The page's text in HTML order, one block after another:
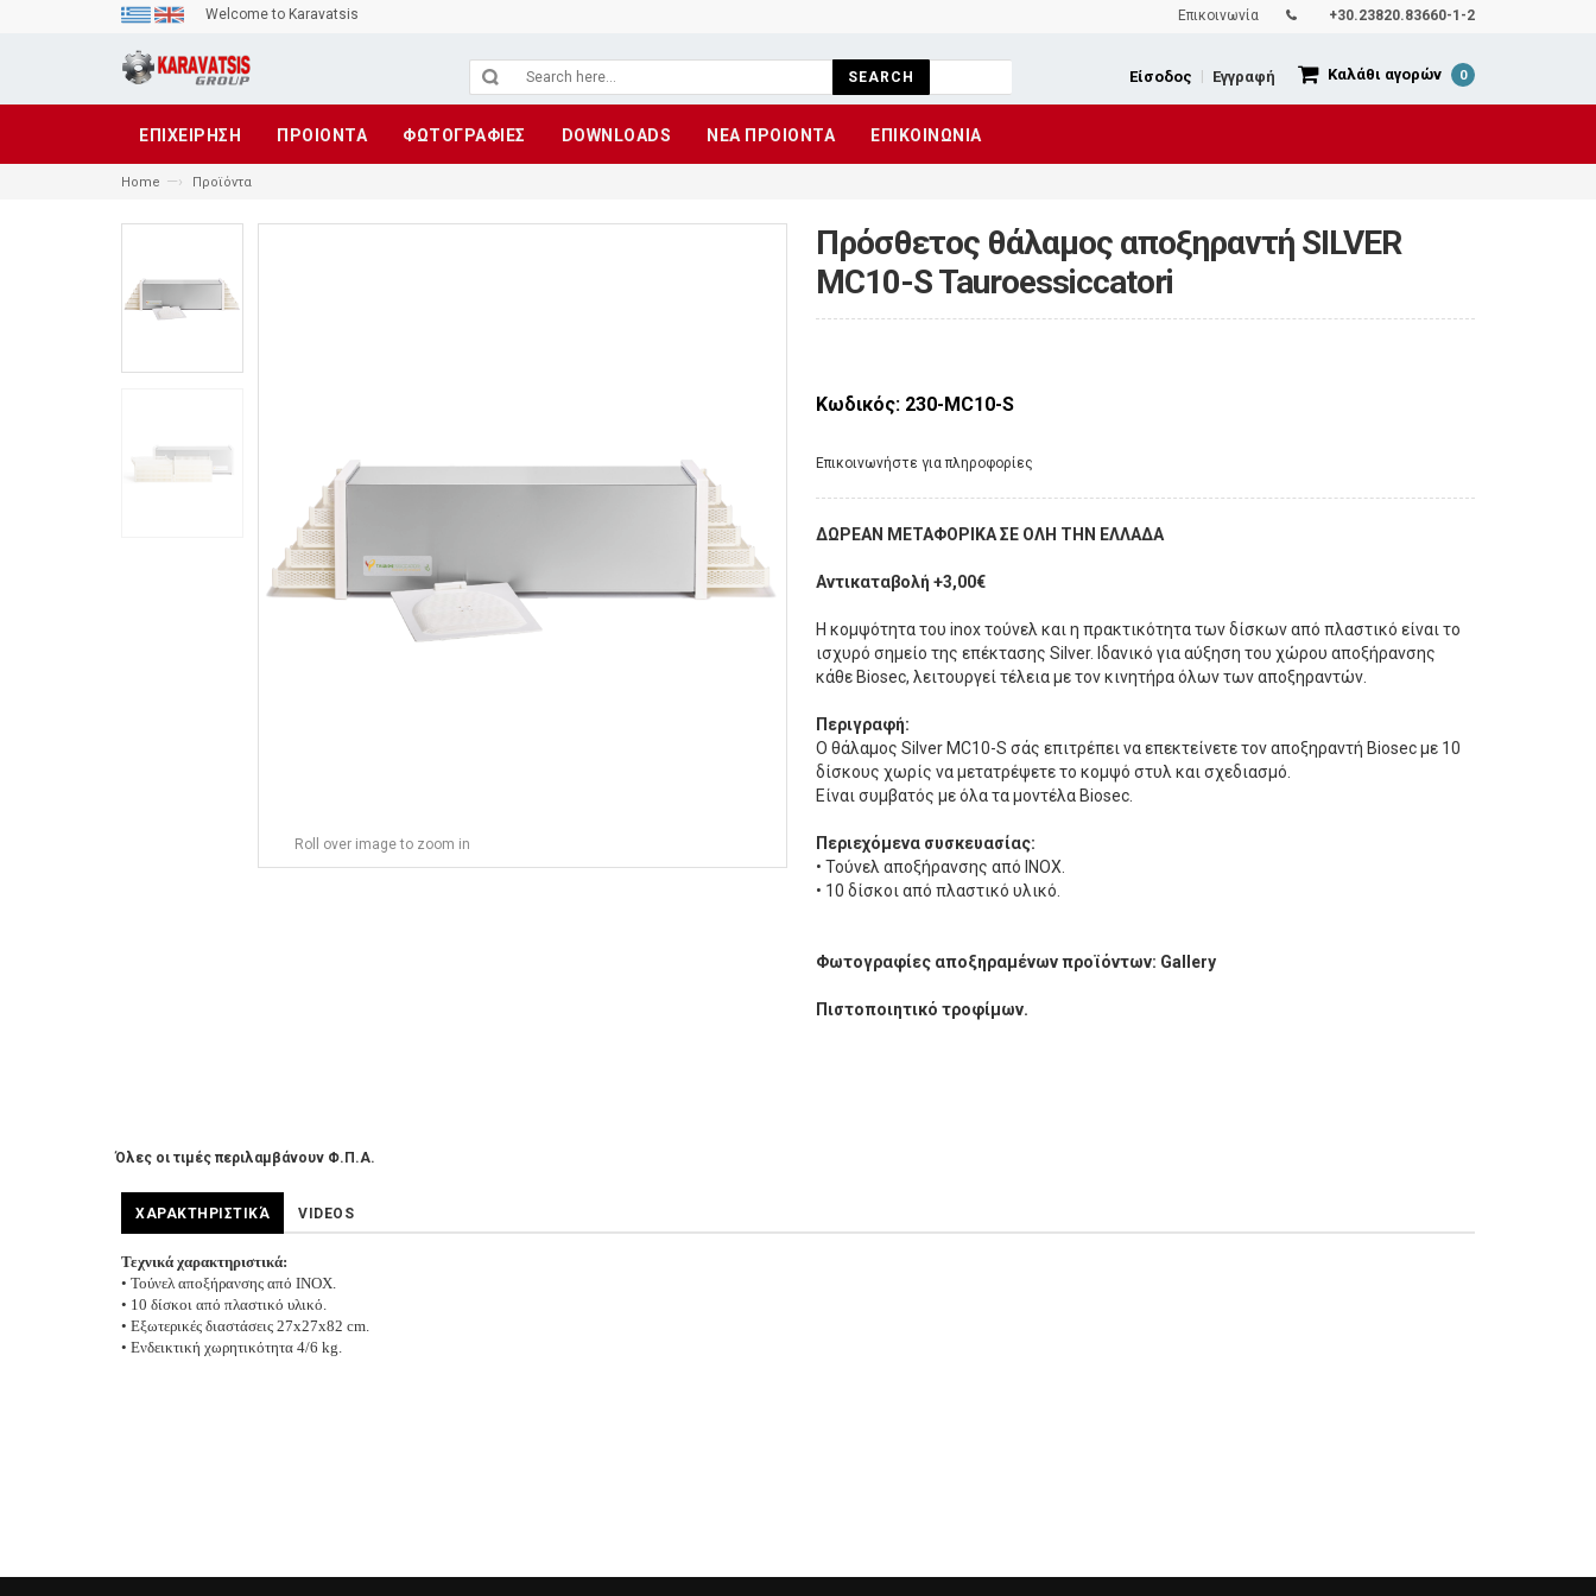
Welcome to Karavatsis Επικοινωνία +30.23820.83660-1-2
SEARCH Καλάθι αγορών 0
Εγγραφή
Είσοδος
ΕΠΙΧΕΙΡΗΣΗ ΠΡΟΙΟΝΤΑ ΦΩΤΟΓΡΑΦΙΕΣ DOWNLOADS ΝΕΑ ΠΡΟΙΟΝΤΑ ΕΠΙΚΟΙΝΩΝΙΑ
Home —› Προϊόντα
Roll over image to zoom in
Πρόσθετος θάλαμος αποξηραντή SILVER
MC10-S Tauroessiccatori
Κωδικός: 230-MC10-S
Eπικοινωνήστε για πληροφορίες
ΔΩΡΕΑΝ ΜΕΤΑΦΟΡΙΚΑ ΣΕ ΟΛΗ ΤΗΝ ΕΛΛΑΔΑ
Αντικαταβολή +3,00€
Η κομψότητα του inox τούνελ και η πρακτικότητα των δίσκων από πλαστικό είναι το
ισχυρό σημείο της επέκτασης Silver. Ιδανικό για αύξηση του χώρου αποξήρανσης
κάθε Biosec, λειτουργεί τέλεια με τον κινητήρα όλων των αποξηραντών.
Περιγραφή:
Ο θάλαμος Silver MC10-S σάς επιτρέπει να επεκτείνετε τον αποξηραντή Biosec με 10
δίσκους χωρίς να μετατρέψετε το κομψό στυλ και σχεδιασμό.
Είναι συμβατός με όλα τα μοντέλα Biosec.
Περιεχόμενα συσκευασίας:
• Τούνελ αποξήρανσης από ΙΝΟΧ.
• 10 δίσκοι από πλαστικό υλικό.
Φωτογραφίες αποξηραμένων προϊόντων: Gallery
Πιστοποιητικό τροφίμων.
Όλες οι τιμές περιλαμβάνουν Φ.Π.Α.
ΧΑΡΑΚΤΗΡΙΣΤΙΚΆ VIDEOS
Τεχνικά χαρακτηριστικά:
• Τούνελ αποξήρανσης από ΙΝΟΧ.
• 10 δίσκοι από πλαστικό υλικό.
• Εξωτερικές διαστάσεις 27x27x82 cm.
• Ενδεικτική χωρητικότητα 4/6 kg.